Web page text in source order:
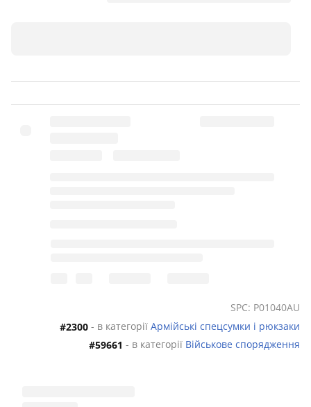
SPC: P01040AU
#2300 - в категорії Армійські спецсумки і рюкзаки
#59661 - в категорії Військове спорядження